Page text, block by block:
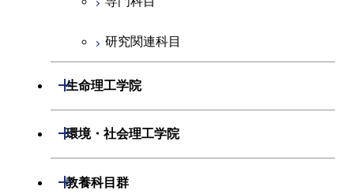
人間医療科学技術コース
ース
原子核工学コース
物質・情報卓越コース
ライフエンジニアリングコ
人間医療科学技術コース
コース
人間医療科学技術コース
ライフエンジニアリングコ
ース
エネルギー・情報コース
研究関連科目
生命理工学院
開閉
生命理工学系
開閉
環境・社会理工学院
開閉
建築学系
開閉
教養科目群
開閉